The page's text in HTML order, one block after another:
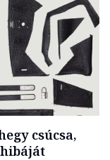
csúcsa,